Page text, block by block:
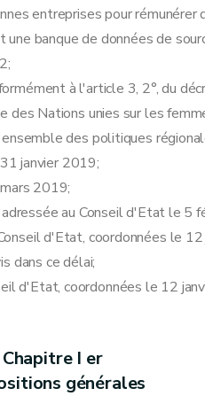
entreprises pour rémunérer
banque de données de
à l'article 3, 2°, du
des Nations unies sur les
des politiques
janvier 2019;
2019;
au Conseil d'Etat le 5
d'Etat, coordonnées le
dans ce délai;
d'Etat, coordonnées le 12
Chapitre I er
générales